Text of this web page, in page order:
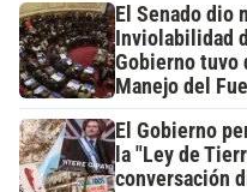
El Senado dio
Inviolabilidad
Gobierno tuvo
Manejo del
El Gobierno
la "Ley de
conversación